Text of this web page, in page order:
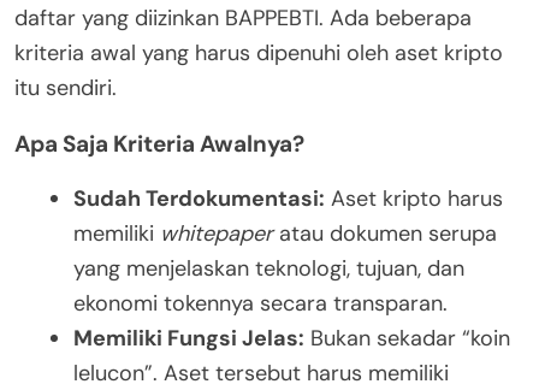
daftar yang diizinkan BAPPEBTI. Ada beberapa
kriteria awal yang harus dipenuhi oleh aset kripto
itu sendiri.
Apa Saja Kriteria Awalnya?
Sudah Terdokumentasi: Aset kripto harus
memiliki whitepaperatau dokumen serupa
yang menjelaskan teknologi, tujuan, dan
ekonomi tokennya secara transparan.
Memiliki Fungsi Jelas: Bukan sekadar “koin
lelucon”. Aset tersebut harus memiliki